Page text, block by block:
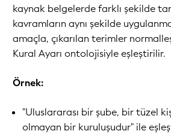
kaynak belgelerde farklı şekilde
kavramların aynı şekilde
amaçla, çıkarılan terimler
Kural Ayarı ontolojisiyle eşleştirilir.
Örnek:
"Uluslararası bir şube, bir tüzel
olmayan bir kuruluşudur" ile